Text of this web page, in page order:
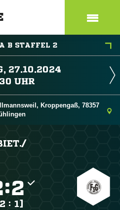
B STAFFEL 2


Kroppengaß, 78357
:
: 1]